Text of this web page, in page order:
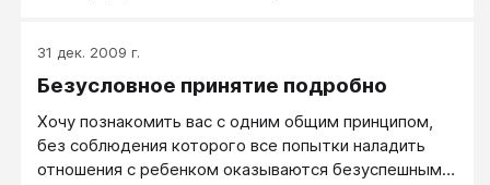
31 дек. 2009 г.
Безусловное принятие подробно
Хочу познакомить вас с одним общим принципом,
без соблюдения которого все попытки наладить
отношения с ребенком оказываются безуспешными.